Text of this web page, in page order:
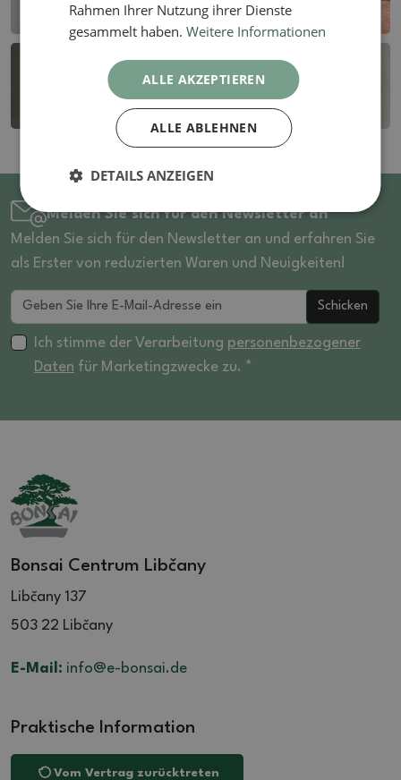
Melden Sie sich für den Newsletter an
Melden Sie sich für den Newsletter an und erfahren Sie
als Erster von reduzierten Waren und Neuigkeiten!
Schicken
Ich stimme der Verarbeitung personenbezogener
Daten für Marketingzwecke zu. *
Bonsai Centrum Libčany
Libčany 137
503 22 Libčany
E-Mail: info@e-bonsai.de
Praktische Information
Vom Vertrag zurücktreten
Rahmen Ihrer Nutzung ihrer Dienste
gesammelt haben.Weitere Informationen
ALLE AKZEPTIEREN
ALLE ABLEHNEN
DETAILS ANZEIGEN